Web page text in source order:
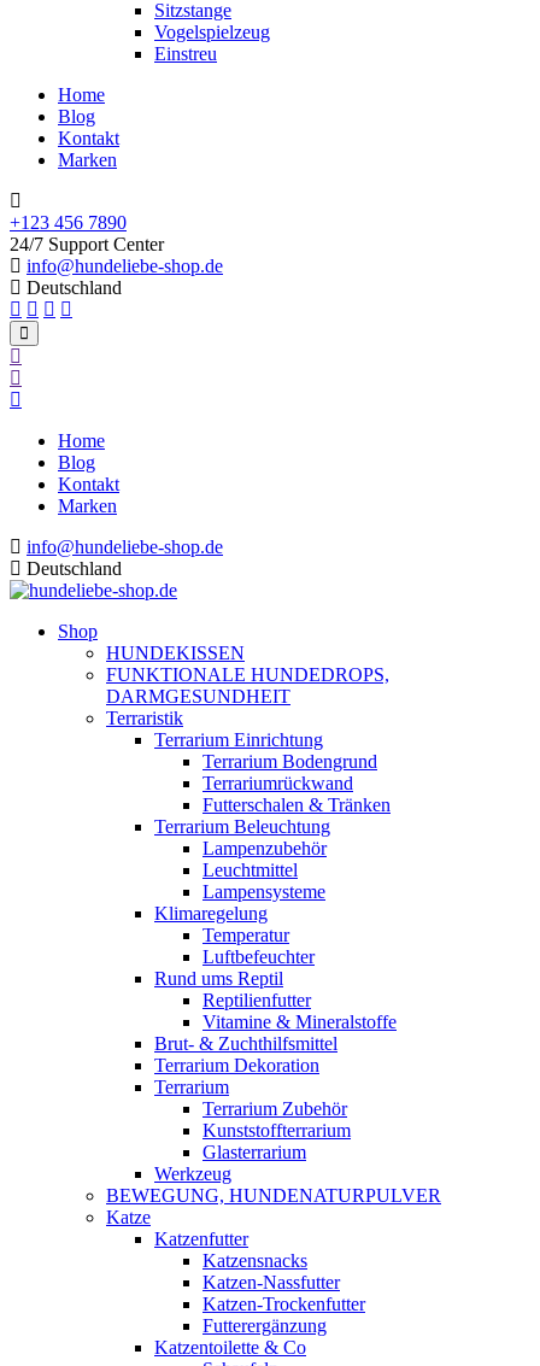
Sitzstange
Vogelspielzeug
Einstreu
Home
Blog
Kontakt
Marken
+123 456 7890
24/7 Support Center
info@hundeliebe-shop.de
Deutschland
Home
Blog
Kontakt
Marken
info@hundeliebe-shop.de
Deutschland
Shop
HUNDEKISSEN
FUNKTIONALE HUNDEDROPS,
DARMGESUNDHEIT
Terraristik
Terrarium Einrichtung
Terrarium Bodengrund
Terrariumrückwand
Futterschalen & Tränken
Terrarium Beleuchtung
Lampenzubehör
Leuchtmittel
Lampensysteme
Klimaregelung
Temperatur
Luftbefeuchter
Rund ums Reptil
Reptilienfutter
Vitamine & Mineralstoffe
Brut- & Zuchthilfsmittel
Terrarium Dekoration
Terrarium
Terrarium Zubehör
Kunststoffterrarium
Glasterrarium
Werkzeug
BEWEGUNG, HUNDENATURPULVER
Katze
Katzenfutter
Katzensnacks
Katzen-Nassfutter
Katzen-Trockenfutter
Futterergänzung
Katzentoilette & Co